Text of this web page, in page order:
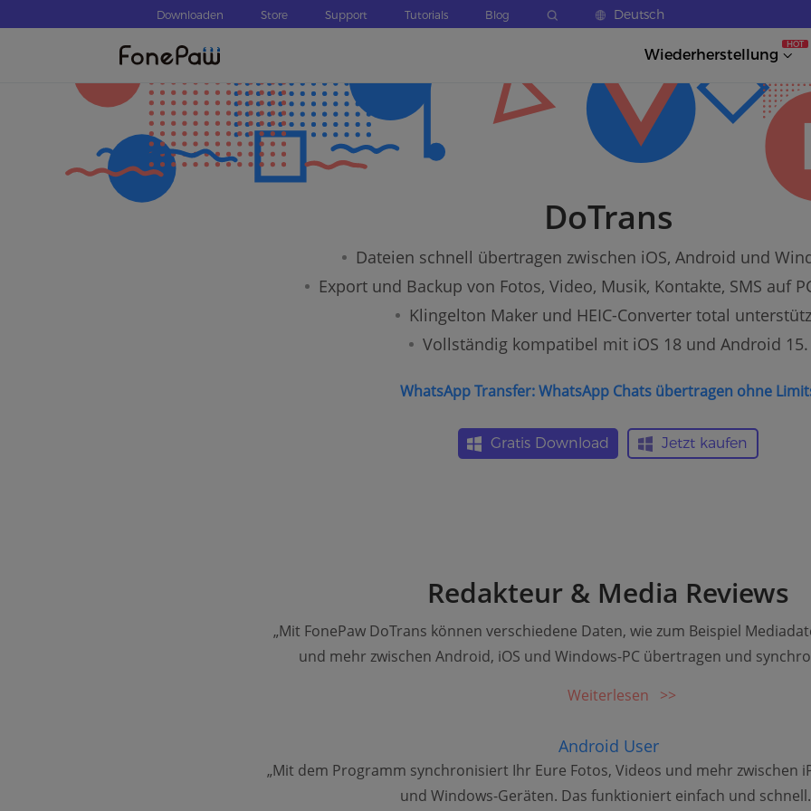
Downloaden Store Support Tutorials Blog Deutsch
Wiederherstellung
HOT
DoTrans
Dateien schnell übertragen zwischen iOS, Android und
Export und Backup von Fotos, Video, Musik, Kontakte, SMS auf
Klingelton Maker und HEIC-Converter total
Vollständig kompatibel mit iOS 18 und Android 15.
WhatsApp Transfer: WhatsApp Chats übertragen ohne
Gratis Download Jetzt kaufen
Redakteur & Media Reviews
„Mit FonePaw DoTrans können verschiedene Daten, wie zum Beispiel
und mehr zwischen Android, iOS und Windows-PC übertragen und
Weiterlesen
Android User
„Mit dem Programm synchronisiert Ihr Eure Fotos, Videos und mehr zwischen
und Windows-Geräten. Das funktioniert einfach und